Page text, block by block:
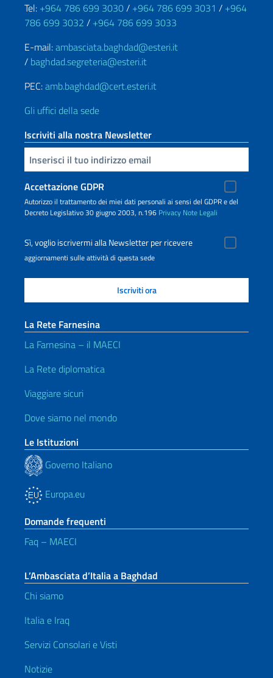
Tel: +964 786 699 3030/ +964 786 699 3031 / +964
786 699 3032 / +964 786 699 3033
E-mail:ambasciata.baghdad@esteri.it
/ baghdad.segreteria@esteri.it
PEC:amb.baghdad@cert.esteri.it
Gli uffici della sede
Iscriviti alla nostra Newsletter
Inserisci la tua email
Accettazione GDPR
Autorizzo il trattamento dei miei dati personali ai sensi del GDPR e del
Decreto Legislativo 30 giugno 2003, n.196 Privacy Note Legali
Sì, voglio iscrivermi alla Newsletter per ricevere
aggiornamenti sulle attività di questa sede
La Rete Farnesina
La Farnesina – il MAECI
La Rete diplomatica
Viaggiare sicuri
Dove siamo nel mondo
Le Istituzioni
Governo Italiano
Europa.eu
Domande frequenti
Faq – MAECI
L’Ambasciata d’Italia a Baghdad
Chi siamo
Italia e Iraq
Servizi Consolari e Visti
Notizie